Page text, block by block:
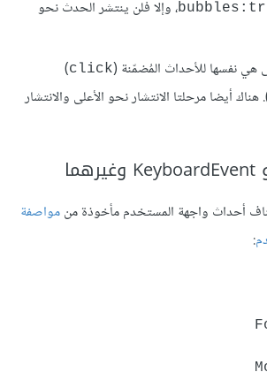
، وإلا فلن ينتشر الحدث نحو
هي نفسها للأحداث المُضمّنة (click
)
هناك أيضا مرحلتا الانتشار نحو الأعلى والانتشار
أحداث واجهة المستخدم مأخوذة منمواصفة
: